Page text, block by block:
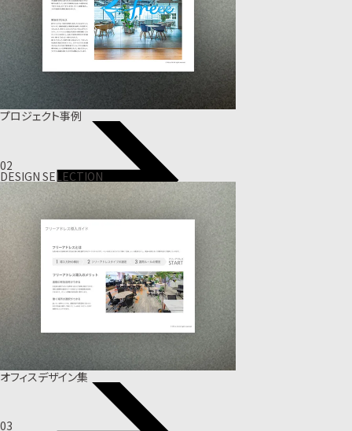
プロジェクト事例
02
DESIGN SELECTION
オフィスデザイン集
03